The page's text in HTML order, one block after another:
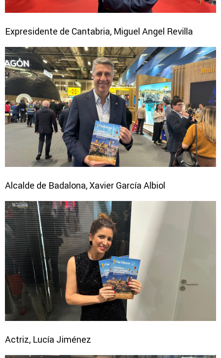
Expresidente de Cantabria, Miguel Angel Revilla
Alcalde de Badalona, Xavier García Albiol
Actriz, Lucía Jiménez